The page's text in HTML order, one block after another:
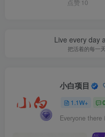
点赞 10
Live every day
把活着的每一
小白项目
1.1W+ 0